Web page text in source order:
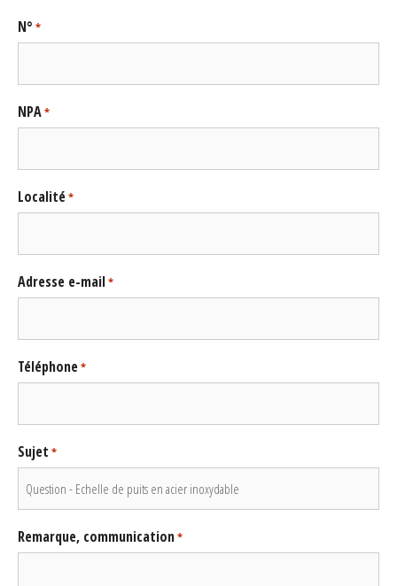
N° *
NPA*
Localité*
Adresse e-mail*
Téléphone*
Sujet *
Remarque, communication*